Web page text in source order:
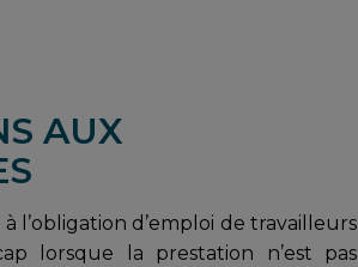
AUX
l’obligation d’emploi de travailleurs
lorsque la prestation n’est pas